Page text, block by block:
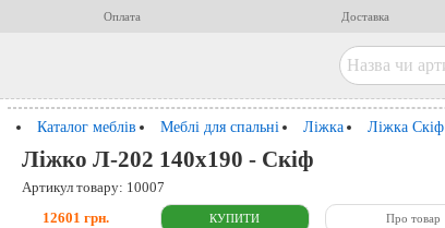
Оплата Доставка
Каталог меблів Меблі для спальні Ліжка Ліжка Скіф
Ліжко Л-202 140x190 - Скіф
Артикул товару: 10007
12601 грн. Про товар